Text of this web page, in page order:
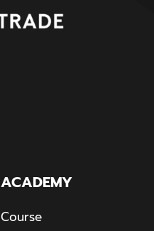
ACADEMY
Course